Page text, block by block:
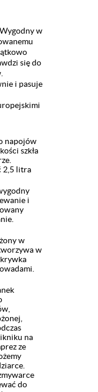
w
się do
i pasuje
napojów
szkła
2,5 litra
i
w
w
na
ze
do